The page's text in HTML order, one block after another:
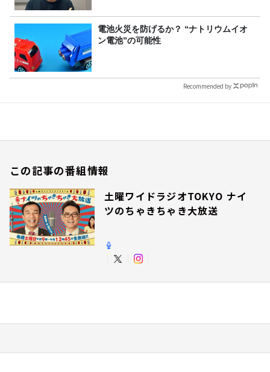
電池火災を防げるか？ “ナトリウムイオ
ン電池”の可能性
Recommended by
この記事の番組情報
土曜ワイドラジオTOKYO ナイ
ツのちゃきちゃき大放送